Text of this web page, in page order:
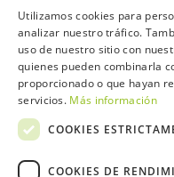
Contacta con
Opina
Utilizamos cookies para
analizar nuestro tráfico.
uso de nuestro sitio con
quienes pueden combinarla
proporcionado o que hayan
servicios. Más información
COOKIES
COOKIES DE